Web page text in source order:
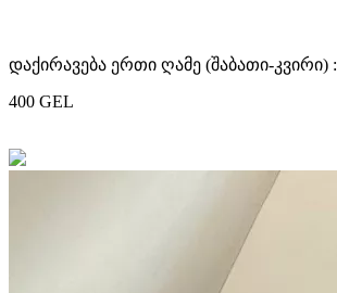
დაქირავება ერთი ღამე (შაბათი-კვირი) :
400 GEL